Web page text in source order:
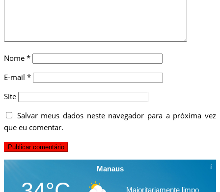
Nome *
E-mail *
Site
Salvar meus dados neste navegador para a próxima vez
que eu comentar.
Manaus
Maioritariamente limpo